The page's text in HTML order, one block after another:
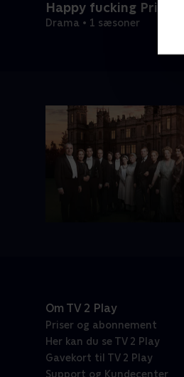
Happy fucking Pride
Drama • 1 sæsoner
Om TV 2 Play
Priser og abonnement
Her kan du se TV 2 Play
Gavekort til TV 2 Play
Support og Kundecenter